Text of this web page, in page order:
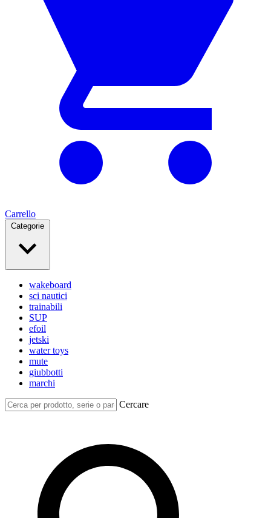
Carrello
Categorie
wakeboard
sci nautici
trainabili
SUP
efoil
jetski
water toys
mute
giubbotti
marchi
Cercare